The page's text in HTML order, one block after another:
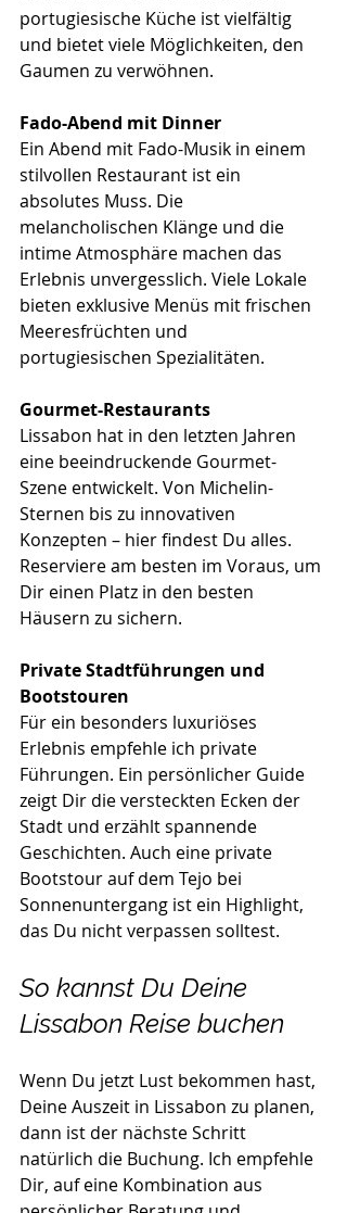
portugiesische Küche ist vielfältig
und bietet viele Möglichkeiten, den
Gaumen zu verwöhnen.
Fado-Abend mit Dinner
Ein Abend mit Fado-Musik in einem
stilvollen Restaurant ist ein
absolutes Muss. Die
melancholischen Klänge und die
intime Atmosphäre machen das
Erlebnis unvergesslich. Viele Lokale
bieten exklusive Menüs mit frischen
Meeresfrüchten und
portugiesischen Spezialitäten.
Gourmet-Restaurants
Lissabon hat in den letzten Jahren
eine beeindruckende Gourmet-
Szene entwickelt. Von Michelin-
Sternen bis zu innovativen
Konzepten – hier findest Du alles.
Reserviere am besten im Voraus, um
Dir einen Platz in den besten
Häusern zu sichern.
Private Stadtführungen und
Bootstouren
Für ein besonders luxuriöses
Erlebnis empfehle ich private
Führungen. Ein persönlicher Guide
zeigt Dir die versteckten Ecken der
Stadt und erzählt spannende
Geschichten. Auch eine private
Bootstour auf dem Tejo bei
Sonnenuntergang ist ein Highlight,
das Du nicht verpassen solltest.
So kannst Du Deine
Lissabon Reise buchen
Wenn Du jetzt Lust bekommen hast,
Deine Auszeit in Lissabon zu planen,
dann ist der nächste Schritt
natürlich die Buchung. Ich empfehle
Dir, auf eine Kombination aus